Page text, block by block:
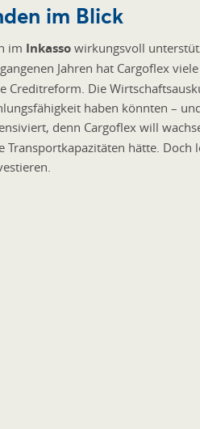
im Blick
im Inkasso wirkungsvoll
Jahren hat Cargoflex
Die
haben könnten –
denn Cargoflex will
hätte.